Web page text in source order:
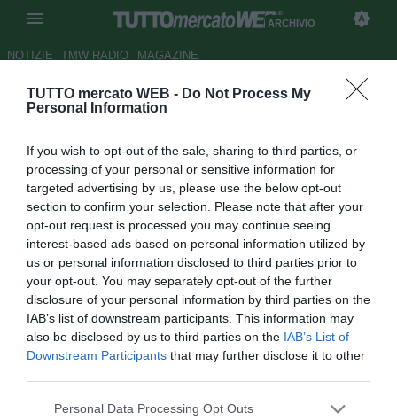
TUTTO mercato WEB - Do Not Process My
Personal Information
If you wish to opt-out of the sale, sharing to third parties, or
processing of your personal or sensitive information for
targeted advertising by us, please use the below opt-out
section to confirm your selection. Please note that after your
opt-out request is processed you may continue seeing
interest-based ads based on personal information utilized by
us or personal information disclosed to third parties prior to
your opt-out. You may separately opt-out of the further
disclosure of your personal information by third parties on the
IAB’s list of downstream participants. This information may
also be disclosed by us to third parties on the IAB’s List of
Downstream Participants that may further disclose it to other
Personal Data Processing Opt Outs
ARCHIVIO
NOTIZIE TMW RADIO MAGAZINE
Shevchenko: "Allenare il Milan
mia seconda patria"
Autore Lorenzo Di Benedetto
31.05.2021 10:00
Archivio 2021
vedi letture